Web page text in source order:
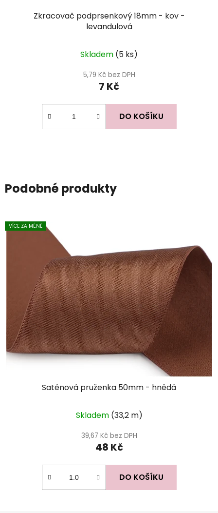
Zkracovač podprsenkový 18mm - kov -
levandulová
Skladem (5 ks)
5,79 Kč bez DPH
7 Kč
DO KOŠÍKU
Podobné produkty
VÍCE ZA MÉNĚ
Saténová pruženka 50mm - hnědá
Skladem (33,2 m)
39,67 Kč bez DPH
48 Kč
DO KOŠÍKU